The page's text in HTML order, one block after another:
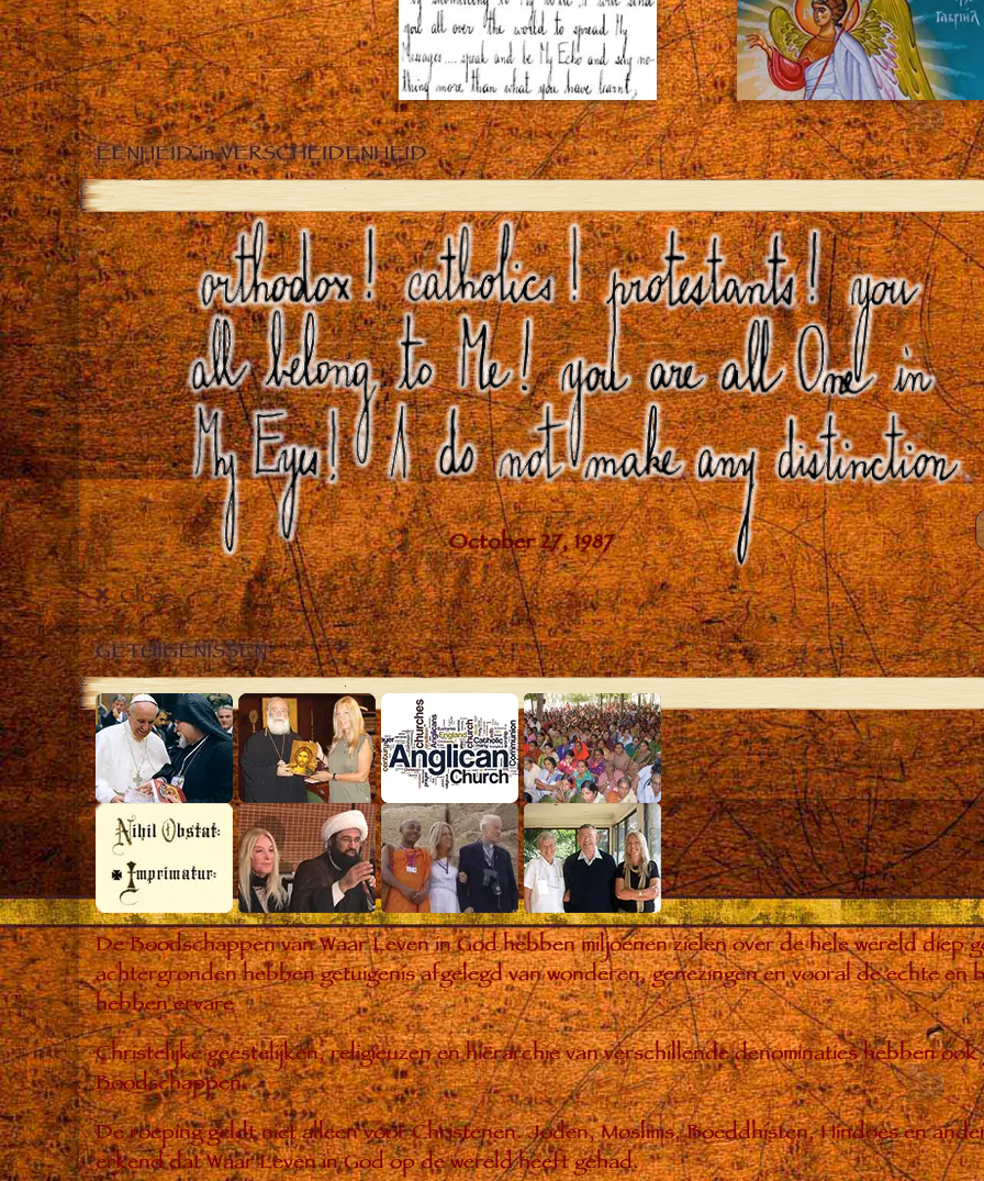
EENHEID in VERSCHEIDENHEID
Close
GETUIGENISSEN
De Boodschappen van Waar Leven in God hebben miljoenen zielen over de hele wereld diep
achtergronden hebben getuigenis afgelegd van wonderen, genezingen en vooral de echte en
hebben ervare
Christelijke geestelijken, religieuzen en hiërarchie van verschillende denominaties hebben
Boodschappen.
De roeping geldt niet alleen voor Christenen. Joden, Moslims, Boeddhisten, Hindoes en
erkend dat Waar Leven in God op de wereld heeft gehad.